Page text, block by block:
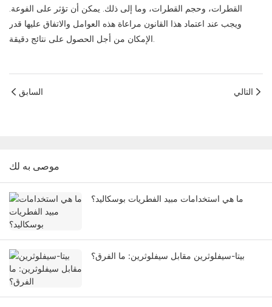
القطرات، وحجم القطرات، وما إلى ذلك. يمكن أن تؤثر على الفوعة.
ويجب عند اعتماد هذا القانون مراعاة هذه العوامل والاتفاق عليها قدر
الإمكان من أجل الحصول على نتائج دقيقة.
السابق التالي
موصى به لك
ما هي استخدامات مبيد الفطريات بوسكاليد؟
بيتا-سيفلوثرين مقابل سيفلوثرين: ما الفرق؟